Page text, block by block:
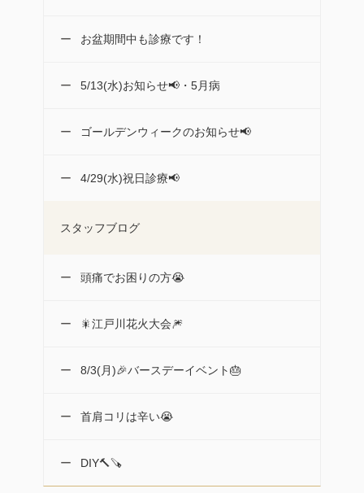
お盆期間中も診療です！
5/13(水)お知らせ📢・5月病
ゴールデンウィークのお知らせ📢
4/29(水)祝日診療📢
スタッフブログ
頭痛でお困りの方😭
🎇江戸川花火大会🎆
8/3(月)🎉バースデーイベント🎂
首肩コリは辛い😭
DIY🔨🪚